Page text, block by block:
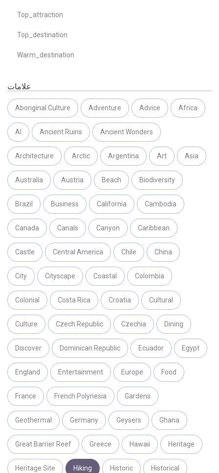
Top_attraction
Top_destination
Warm_destination
علامات
Aboriginal Culture Adventure Advice Africa
AI Ancient Ruins Ancient Wonders
Architecture Arctic Argentina Art Asia
Australia Austria Beach Biodiversity
Brazil Business California Cambodia
Canada Canals Canyon Caribbean
Castle Central America Chile China
City Cityscape Coastal Colombia
Colonial Costa Rica Croatia Cultural
Culture Czech Republic Czechia Dining
Discover Dominican Republic Ecuador Egypt
England Entertainment Europe Food
France French Polynesia Gardens
Geothermal Germany Geysers Ghana
Great Barrier Reef Greece Hawaii Heritage
Heritage Site Hiking Historic Historical